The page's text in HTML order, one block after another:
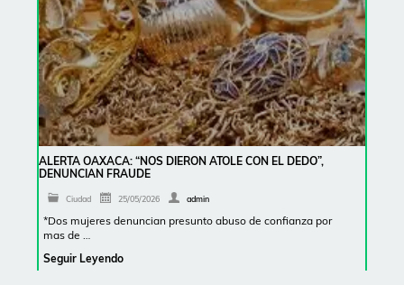
ALERTA OAXACA: “NOS DIERON ATOLE CON EL DEDO”,
DENUNCIAN FRAUDE
Ciudad 25/05/2026 admin
*Dos mujeres denuncian presunto abuso de confianza por
mas de …
Seguir Leyendo